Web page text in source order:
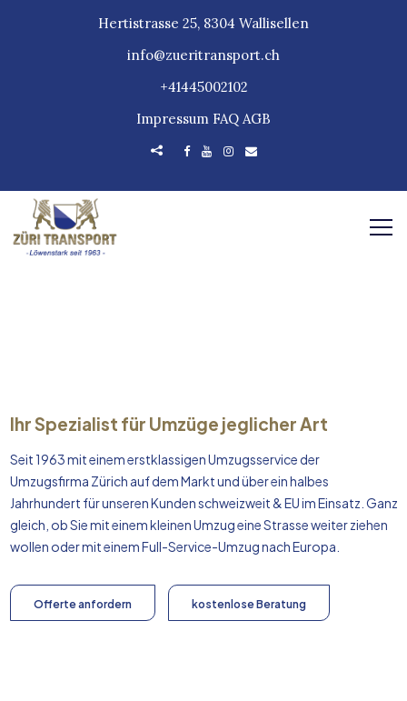
Hertistrasse 25, 8304 Wallisellen
info@zueritransport.ch
+41445002102
Impressum FAQ AGB
Ihr Spezialist für Umzüge jeglicher Art
Seit 1963 mit einem erstklassigen Umzugsservice der
Umzugsfirma Zürich auf dem Markt und über ein halbes
Jahrhundert für unseren Kunden schweizweit & EU im Einsatz. Ganz
gleich, ob Sie mit einem kleinen Umzug eine Strasse weiter ziehen
wollen oder mit einem Full-Service-Umzug nachEuropa
Offerte anfordern kostenlose Beratung